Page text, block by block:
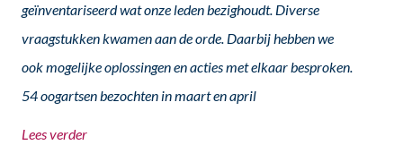
geïnventariseerd wat onze leden bezighoudt. Diverse
vraagstukken kwamen aan de orde. Daarbij hebben we
ook mogelijke oplossingen en acties met elkaar besproken.
54 oogartsen bezochten in maart en april
Lees verder